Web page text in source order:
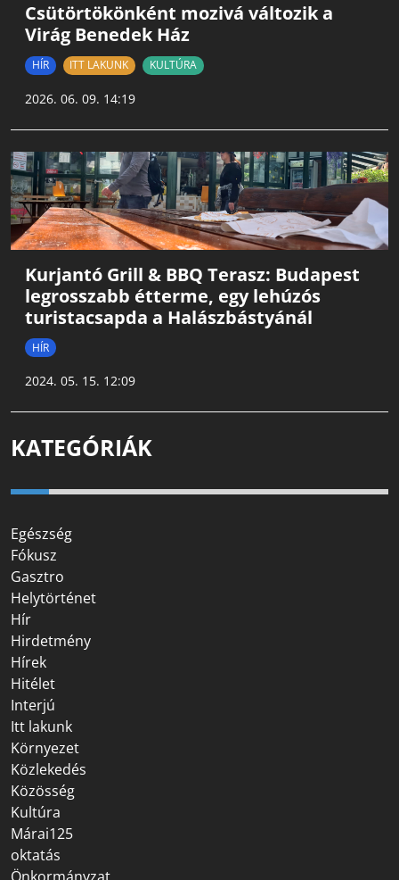
Csütörtökönként mozivá változik a
Virág Benedek Ház
HÍR ITT LAKUNK KULTÚRA
2026. 06. 09. 14:19
Kurjantó Grill & BBQ Terasz: Budapest
legrosszabb étterme, egy lehúzós
turistacsapda a Halászbástyánál
HÍR
2024. 05. 15. 12:09
KATEGÓRIÁK
Egészség
Fókusz
Gasztro
Helytörténet
Hír
Hirdetmény
Hírek
Hitélet
Interjú
Itt lakunk
Környezet
Közlekedés
Közösség
Kultúra
Márai125
oktatás